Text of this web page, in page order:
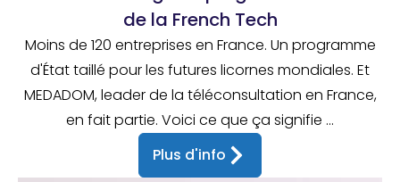
de la French Tech
Moins de 120 entreprises en France. Un programme
d'État taillé pour les futures licornes mondiales. Et
MEDADOM, leader de la téléconsultation en France,
en fait partie. Voici ce que ça signifie ...
Plus d'info